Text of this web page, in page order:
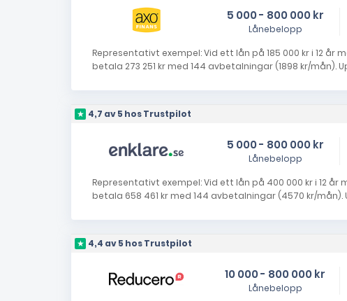
5 000 - 800 000 kr
Lånebelopp
Representativt exempel: Vid ett lån på 185 000 kr i 12
betala 273 251 kr med 144 avbetalningar (1898 kr/mån).
4,7 av 5 hos Trustpilot
5 000 - 800 000 kr
Lånebelopp
Representativt exempel: Vid ett lån på 400 000 kr i 12
betala 658 461 kr med 144 avbetalningar (4570 kr/
4,4 av 5 hos Trustpilot
10 000 - 800 000 kr
Lånebelopp